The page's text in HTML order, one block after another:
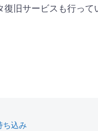
旧サービスも行っ
ち込み